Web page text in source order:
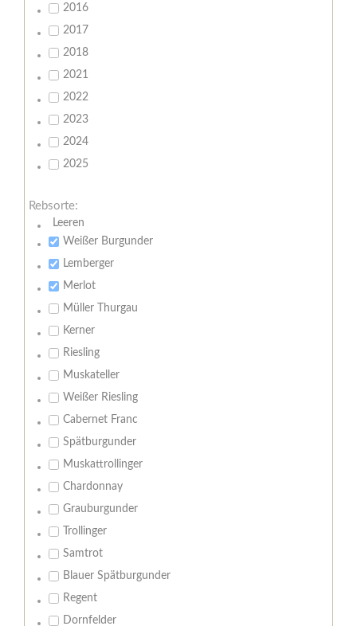
2016
2017
2018
2021
2022
2023
2024
2025
Rebsorte:
Leeren
Weißer Burgunder
Lemberger
Merlot
Müller Thurgau
Kerner
Riesling
Muskateller
Weißer Riesling
Cabernet Franc
Spätburgunder
Muskattrollinger
Chardonnay
Grauburgunder
Trollinger
Samtrot
Blauer Spätburgunder
Regent
Dornfelder